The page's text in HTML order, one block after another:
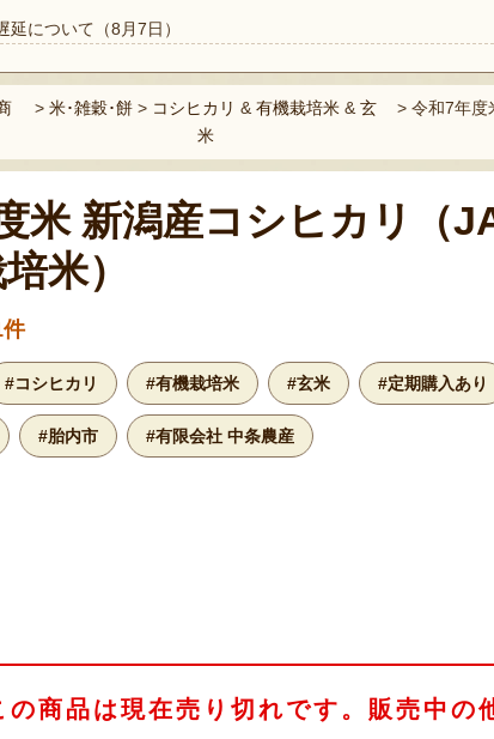
延について（8月7日）
> 米･雑穀･餅 > コシヒカリ & 有機栽培米 & 玄
米
> 令和7年度
米 新潟産コシヒカリ（
米）
#コシヒカリ #有機栽培米 #玄米 #定期購入あり
#胎内市 #有限会社 中条農産
の商品は現在売り切れです。販売中の